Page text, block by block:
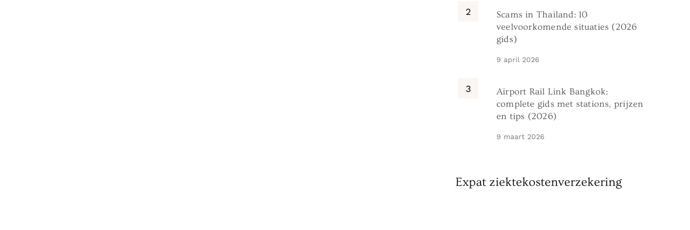
Scams in Thailand: 10
veelvoorkomende situaties (2026
gids)
9 april 2026
Airport Rail Link Bangkok:
complete gids met stations, prijzen
en tips (2026)
9 maart 2026
Expat ziektekostenverzekering